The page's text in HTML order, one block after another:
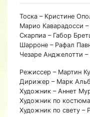
Тоска – Кристине
Марио Каварадосси
Скарпиа – Габор
Шарроне – Рафал
Чезаре Анджелотти
Режиссер – Мартин
Дирижер – Марк
Художник – Аннет
Художник по
Художник по свету –